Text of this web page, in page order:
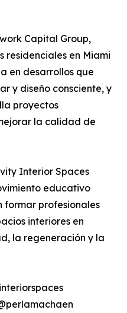
Capital Group,
en Miami
en desarrollos que
y diseño consciente, y
proyectos
la calidad de
Interior Spaces
educativo
profesionales
interiores en
la regeneración y la